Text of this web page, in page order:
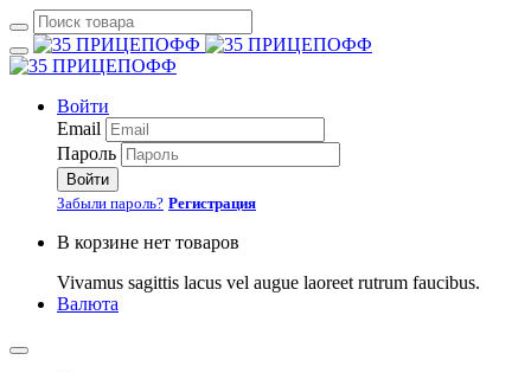
Войти
Email
Пароль
Войти
Забыли пароль? Регистрация
В корзине нет товаров
Vivamus sagittis lacus vel augue laoreet rutrum faucibus.
Валюта